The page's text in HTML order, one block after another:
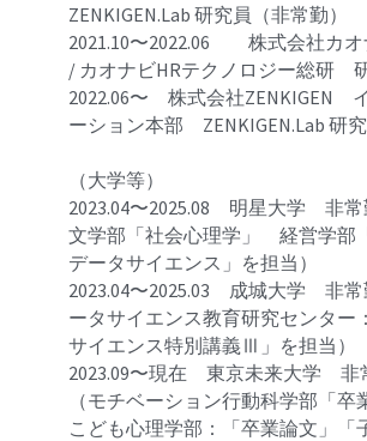
ZENKIGEN.Lab 研究員（非常勤）
2021.10〜2022.06　　株式会社カ
/ カオナビHRテクノロジー総研　
2022.06〜　株式会社ZENKIGEN　
ーション本部　ZENKIGEN.Lab 研
（大学等）
2023.04〜2025.08　明星大学　非
文学部「社会心理学」　経営学部
データサイエンス」を担当）
2023.04〜2025.03　成城大学　非
ータサイエンス教育研究センター
サイエンス特別講義Ⅲ」を担当）
2023.09〜現在　東京未来大学　非
（モチベーション行動科学部「卒
こども心理学部：「卒業論文」